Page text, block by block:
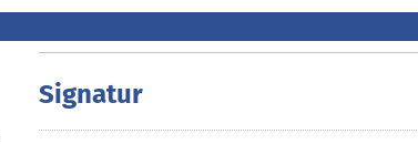
Signatur